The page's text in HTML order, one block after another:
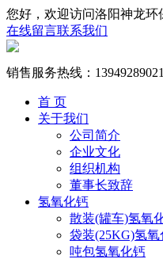
您好，欢迎访问洛阳神龙环
在线留言联系我们
销售服务热线： 13949289021
首 页
关于我们
公司简介
企业文化
组织机构
董事长致辞
氢氧化钙
散装(罐车)氢氧
袋装(25KG)氢氧
吨包氢氧化钙